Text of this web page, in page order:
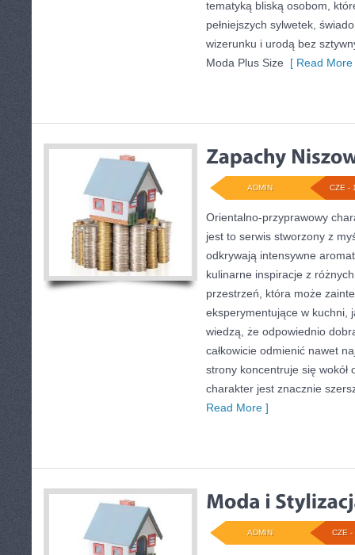
tematyką bliską osobom,
pełniejszych sylwetek,
wizerunku i urodą bez
Moda Plus Size [ Read More
CZE -
ADMIN
Orientalno-przyprawowy
jest to serwis stworzony z
odkrywają intensywne
kulinarne inspiracje z
przestrzeń, która może
eksperymentujące w kuchni,
wiedzą, że odpowiednio
całkowicie odmienić nawet
strony koncentruje się wokół
charakter jest znacznie
Read More ]
CZE -
ADMIN